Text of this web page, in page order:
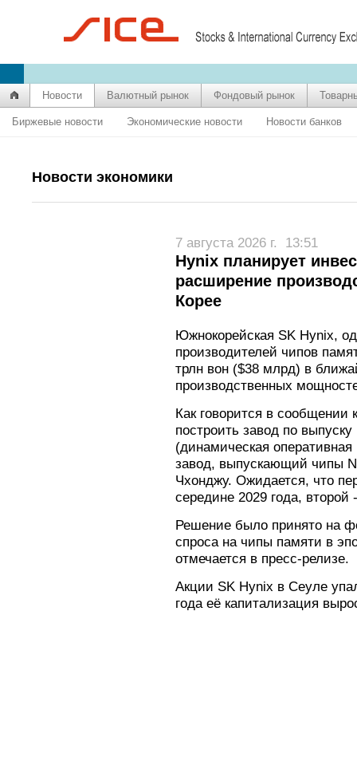
Новости Валютный рынок Фондовый рынок
Биржевые новости Экономические новости Новости банков
Новости экономики
7 августа 2026 г. 13:51
Hynix планирует
расширение
Корее
Южнокорейская SK Hynix,
производителей чипов
трлн вон ($38 млрд) в
производственных
Как говорится в сообщении
построить завод по
(динамическая
завод, выпускающий чипы
Чхонджу. Ожидается, что
середине 2029 года, второй
Решение было принято на
спроса на чипы памяти в
отмечается в пресс-релизе.
Акции SK Hynix в Сеуле
года её капитализация